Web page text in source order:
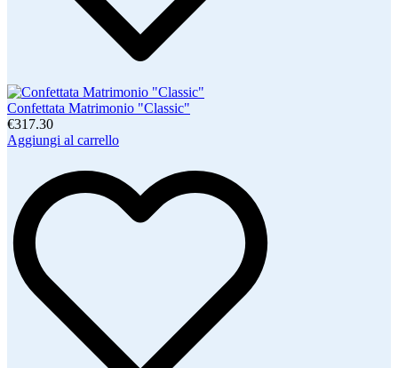
Confettata Matrimonio "Classic"
€317.30
Aggiungi al carrello